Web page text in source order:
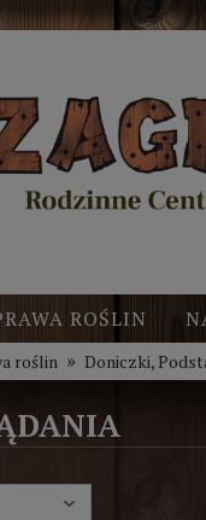
ROŚLIN
roślin » Doniczki,